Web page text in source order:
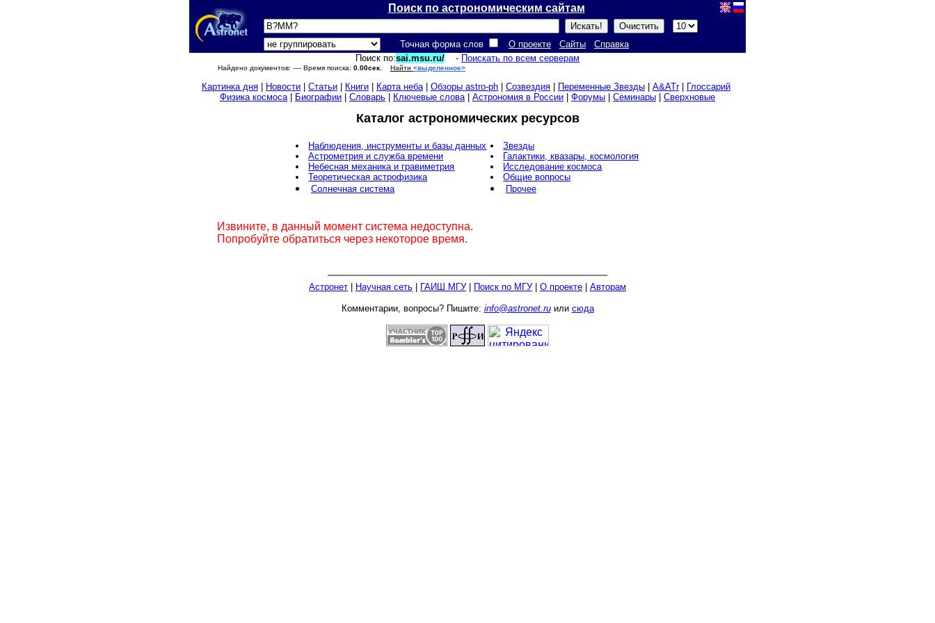
Поиск по астрономическим сайтам
Точная форма слов О проекте Сайты
Справка
Поиск по:sai.msu.ru/ - Поискать по всем серверам
Найдено документов: ---- Время поиска: 0.00сек. Найти <выделенное>
Картинка дня Новости Статьи Книги Карта неба| Обзоры astro-ph Созвездия Переменные Звезды A&ATr|
Глоссарий
Физика космоса| Биографии Словарь Ключевые слова| Астрономия в России Форумы Семинары Сверхновые
Каталог астрономических ресурсов
Наблюдения, инструменты и базы данных
Астрометрия и служба времени
Небесная механика и гравиметрия
Теоретическая астрофизика
Солнечная система
Звезды
Галактики, квазары, космология
Исследование космоса
Общие вопросы
Прочее
Извините, в данный момент система недоступна.
Попробуйте обратиться через некоторое время.
Астронет Научная сеть ГАИШ МГУ| Поиск по МГУ| О проекте Авторам
Комментарии, вопросы? Пишите: info@astronet.ruили сюда